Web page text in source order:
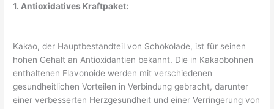
1. Antioxidatives Kraftpaket:
Kakao, der Hauptbestandteil von Schokolade, ist für seinen
hohen Gehalt an Antioxidantien bekannt. Die in Kakaobohnen
enthaltenen Flavonoide werden mit verschiedenen
gesundheitlichen Vorteilen in Verbindung gebracht, darunter
einer verbesserten Herzgesundheit und einer Verringerung von